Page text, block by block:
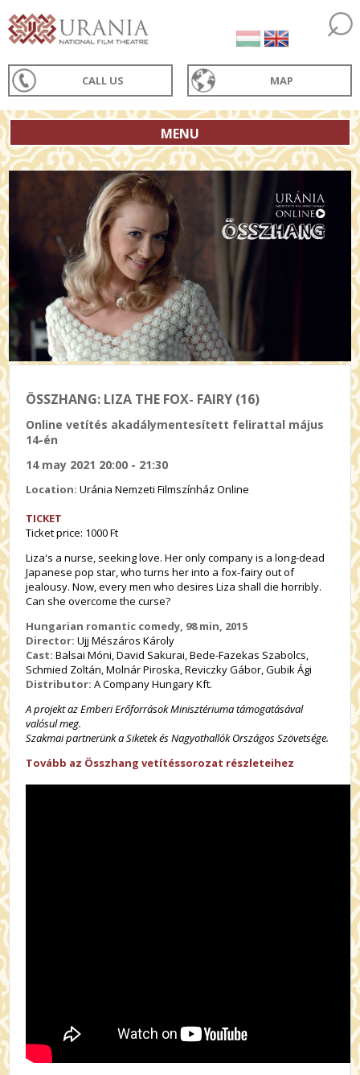
CALL US MAP
MENU
ÖSSZHANG: LIZA THE FOX- FAIRY (16)
Online vetítés akadálymentesített felirattal május
14-én
14 may 2021 20:00 - 21:30
Location:Uránia Nemzeti Filmszínház Online
TICKET
Ticket price: 1000 Ft
Liza's a nurse, seeking love. Her only company is a long-dead
Japanese pop star, who turns her into a fox-fairy out of
jealousy. Now, every men who desires Liza shall die horribly.
Can she overcome the curse?
Hungarian romantic comedy, 98 min, 2015
Director: Ujj Mészáros Károly
Cast:Balsai Móni, David Sakurai, Bede-Fazekas Szabolcs,
Schmied Zoltán, Molnár Piroska, Reviczky Gábor, Gubik Ági
Distributor: A Company Hungary Kft.
A projekt az Emberi Erőforrások Minisztériuma támogatásával
valósul meg.
Szakmai partnerünk a Siketek és Nagyothallók Országos Szövetsége.
Tovább az Összhang vetítéssorozat részleteihez